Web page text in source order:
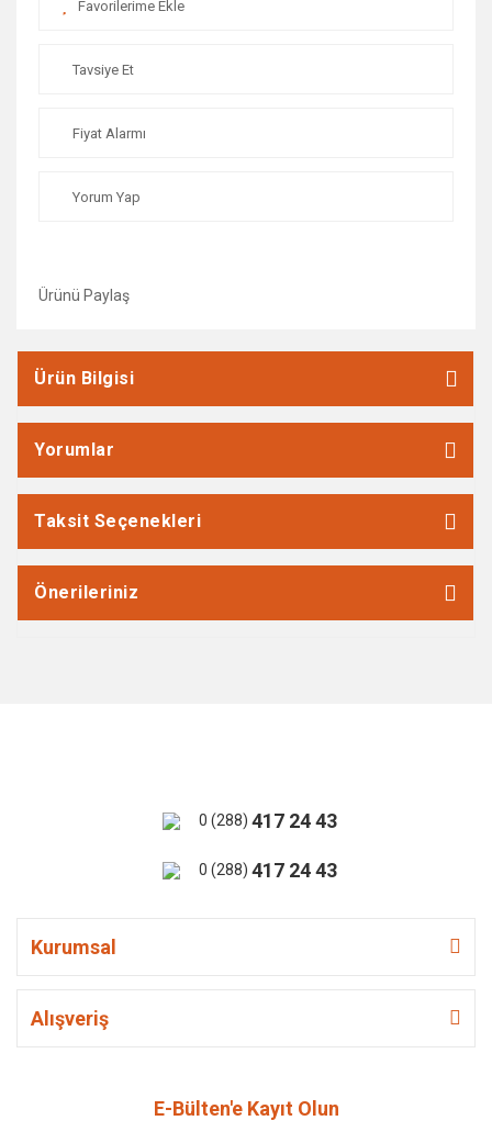
Tavsiye Et
Fiyat Alarmı
Yorum Yap
Ürünü Paylaş
Ürün Bilgisi
Yorumlar
Taksit Seçenekleri
Önerileriniz
0 (288) 417 24 43
0 (288) 417 24 43
Kurumsal
Alışveriş
E-Bülten'e Kayıt Olun